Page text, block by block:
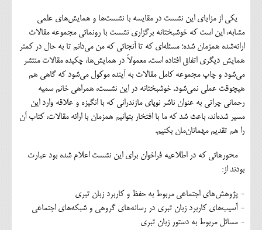
یکی از مزایای این نشست در مقایسه با نشست‌ها و همایش‌های علمی
مشابه، این است که خوشبختانه برگزاری نشست با رونمائی مجموعه مقالات
ارائه‌شده همزمان شده؛ مسئله‌ای که تا آنجائی که من می‌دانم تا به حال در کمتر
همایش دیگری اتفاق افتاده است. معمولاَ در همایش‌ها، چکیده مقالات منتشر
می‌شود و چاپ مجموعه کامل مقالات به آینده موکول می‌شود که گاهی هم
هیچوقت عملی نمی‌شود. خوشبختانه در این نشست، همراهی خانم سمیه
رحمانی چراتی به عنوان ناشر نوپای مازندرانی که با انگیزه و علاقه وارد این
مسیر شده‌اند، باعث شد که ما با افتخار بتوانیم همزمان با ارائه مقالات، کتاب آن
را هم تقدیم مهمانان‌مان بکنیم.
محورهائی که در اطلاعیه فراخوان برای این نشست اعلام شده بود عبارت
بودند از:
- پژوهش‌های اجتماعی مربوط به حفظ و کاربرد زبان تبری
- آسیب‌های کاربرد زبان تبری در رسانه‌های گروهی و شبکه‌های اجتماعی
- مسائل مربوط به دستور زبان تبری